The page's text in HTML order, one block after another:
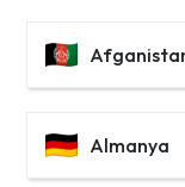
Almanya